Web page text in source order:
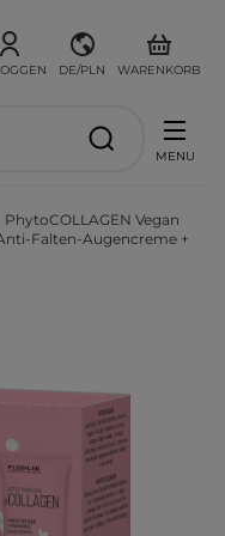
DE/PLN WARENKORB
MENU
PhytoCOLLAGEN Vegan
Falten-Augencreme +